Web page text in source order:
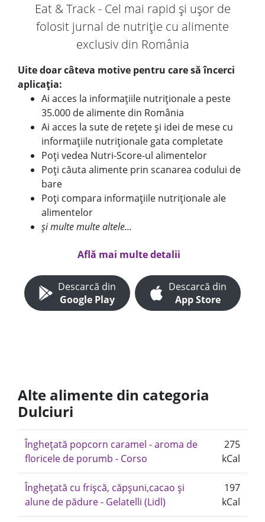
Eat & Track - Cel mai rapid și ușor de
folosit jurnal de nutriție cu alimente
exclusiv din România
Uite doar câteva motive pentru care să încerci
aplicația:
Ai acces la informațiile nutriționale a peste
35.000 de alimente din România
Ai acces la sute de rețete și idei de mese cu
informațiile nutriționale gata completate
Poți vedea Nutri-Score-ul alimentelor
Poți căuta alimente prin scanarea codului de
bare
Poți compara informațiile nutriționale ale
alimentelor
și multe multe altele...
Află mai multe detalii
Descarcă din
Google Play
Descarcă din
App Store
Alte alimente din categoria
Dulciuri
Înghețată popcorn caramel - aroma de
floricele de porumb - Corso
275
kCal
Înghețată cu frișcă, căpșuni,cacao și
alune de pădure - Gelatelli (Lidl)
197
kCal